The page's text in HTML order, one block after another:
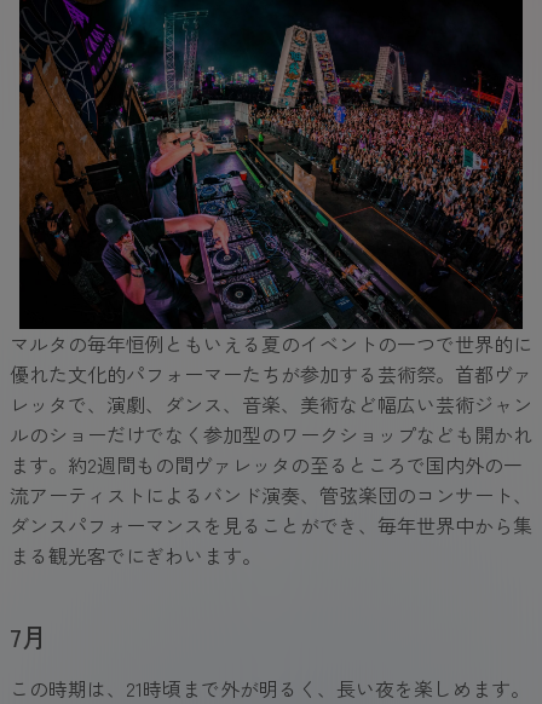
マルタの毎年恒例ともいえる夏のイベントの一つで世界的に
優れた文化的パフォーマーたちが参加する芸術祭。首都ヴァ
レッタで、演劇、ダンス、音楽、美術など幅広い芸術ジャン
ルのショーだけでなく参加型のワークショップなども開かれ
ます。約2週間もの間ヴァレッタの至るところで国内外の一
流アーティストによるバンド演奏、管弦楽団のコンサート、
ダンスパフォーマンスを見ることができ、毎年世界中から集
まる観光客でにぎわいます。
7月
この時期は、21時頃まで外が明るく、長い夜を楽しめます。